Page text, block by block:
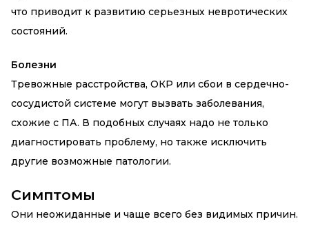
что приводит к развитию серьезных невротических
состояний.
Болезни
Тревожные расстройства, ОКР или сбои в сердечно-
сосудистой системе могут вызвать заболевания,
схожие с ПА. В подобных случаях надо не только
диагностировать проблему, но также исключить
другие возможные патологии.
Симптомы
Они неожиданные и чаще всего без видимых причин.